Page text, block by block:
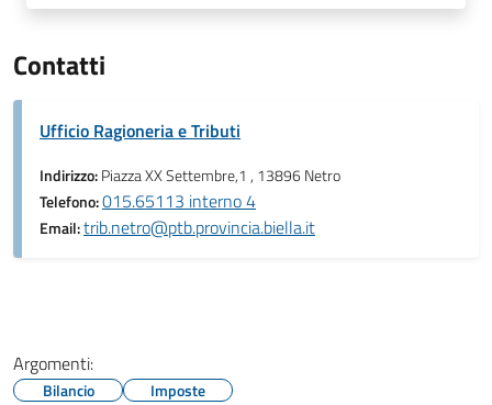
Contatti
Ufficio Ragioneria e Tributi
Indirizzo:Piazza XX Settembre,1 , 13896 Netro
Telefono:015.65113 interno 4
Email:trib.netro@ptb.provincia.biella.it
Argomenti:
Bilancio Imposte